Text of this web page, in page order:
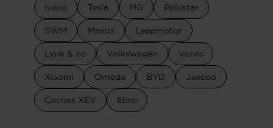
Iveco Tesla MG Polestar
SWM Maxus Leapmotor
Lynk & co Volkswagen Volvo
Xiaomi Omoda BYD Jaecoo
Coches XEV Ebro